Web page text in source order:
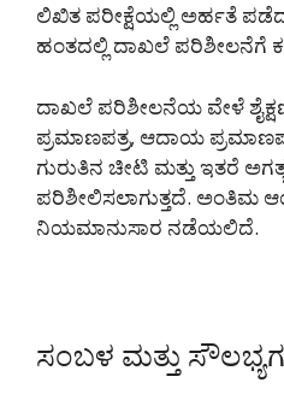
ಲಿಖಿತ ಪರೀಕ್ಷೆಯಲ್ಲಿ ಅರ್ಹತೆ
ಹಂತದಲ್ಲಿ ದಾಖಲೆ ಪರಿಶೀಲನೆಗೆ
ದಾಖಲೆ ಪರಿಶೀಲನೆಯ ವೇಳೆ
ಪ್ರಮಾಣಪತ್ರ, ಆದಾಯ
ಗುರುತಿನ ಚೀಟಿ ಮತ್ತು ಇತರೆ
ಪರಿಶೀಲಿಸಲಾಗುತ್ತದೆ. ಅಂತಿಮ
ನಿಯಮಾನುಸಾರ ನಡೆಯಲಿದೆ.
ಸಂಬಳ ಮತ್ತು